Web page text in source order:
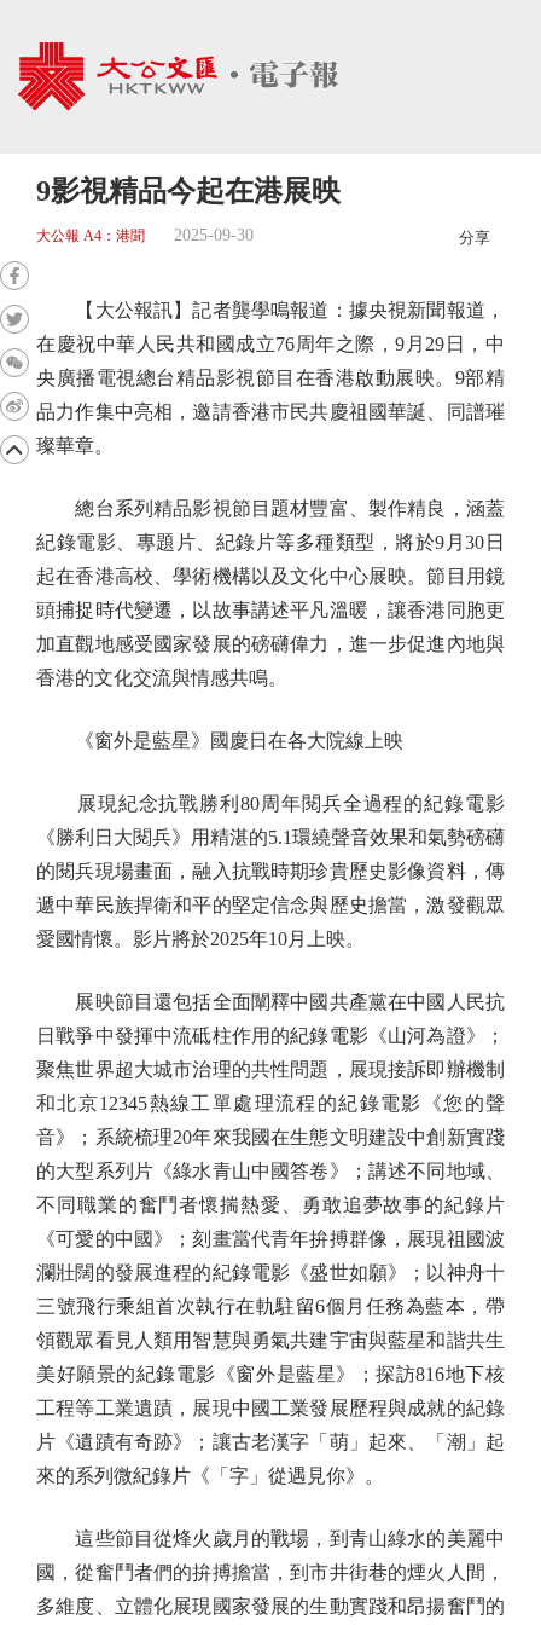
9影視精品今起在港展映
大公報 A4：港聞 2025-09-30 分享
【大公報訊】記者龔學鳴報道：據央視新聞報道，
在慶祝中華人民共和國成立76周年之際，9月29日，中
央廣播電視總台精品影視節目在香港啟動展映。9部精
品力作集中亮相，邀請香港市民共慶祖國華誕、同譜璀
璨華章。
總台系列精品影視節目題材豐富、製作精良，涵蓋
紀錄電影、專題片、紀錄片等多種類型，將於9月30日
起在香港高校、學術機構以及文化中心展映。節目用鏡
頭捕捉時代變遷，以故事講述平凡溫暖，讓香港同胞更
加直觀地感受國家發展的磅礴偉力，進一步促進內地與
香港的文化交流與情感共鳴。
《窗外是藍星》國慶日在各大院線上映
展現紀念抗戰勝利80周年閱兵全過程的紀錄電影
《勝利日大閱兵》用精湛的5.1環繞聲音效果和氣勢磅礴
的閱兵現場畫面，融入抗戰時期珍貴歷史影像資料，傳
遞中華民族捍衛和平的堅定信念與歷史擔當，激發觀眾
愛國情懷。影片將於2025年10月上映。
展映節目還包括全面闡釋中國共產黨在中國人民抗
日戰爭中發揮中流砥柱作用的紀錄電影《山河為證》；
聚焦世界超大城市治理的共性問題，展現接訴即辦機制
和北京12345熱線工單處理流程的紀錄電影《您的聲
音》；系統梳理20年來我國在生態文明建設中創新實踐
的大型系列片《綠水青山中國答卷》；講述不同地域、
不同職業的奮鬥者懷揣熱愛、勇敢追夢故事的紀錄片
《可愛的中國》；刻畫當代青年拚搏群像，展現祖國波
瀾壯闊的發展進程的紀錄電影《盛世如願》；以神舟十
三號飛行乘組首次執行在軌駐留6個月任務為藍本，帶
領觀眾看見人類用智慧與勇氣共建宇宙與藍星和諧共生
美好願景的紀錄電影《窗外是藍星》；探訪816地下核
工程等工業遺蹟，展現中國工業發展歷程與成就的紀錄
片《遺蹟有奇跡》；讓古老漢字「萌」起來、「潮」起
來的系列微紀錄片《「字」從遇見你》。
這些節目從烽火歲月的戰場，到青山綠水的美麗中
國，從奮鬥者們的拚搏擔當，到市井街巷的煙火人間，
多維度、立體化展現國家發展的生動實踐和昂揚奮鬥的